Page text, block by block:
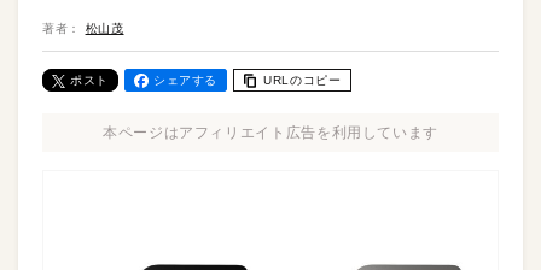
著者： 松山茂
ポスト シェアする URLのコピー
本ページはアフィリエイト広告を利用しています